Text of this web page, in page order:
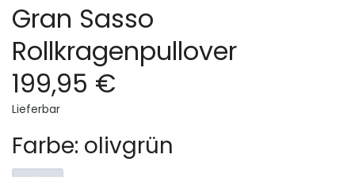
Gran Sasso
Rollkragenpullover
199,95 €
Lieferbar
Farbe: olivgrün